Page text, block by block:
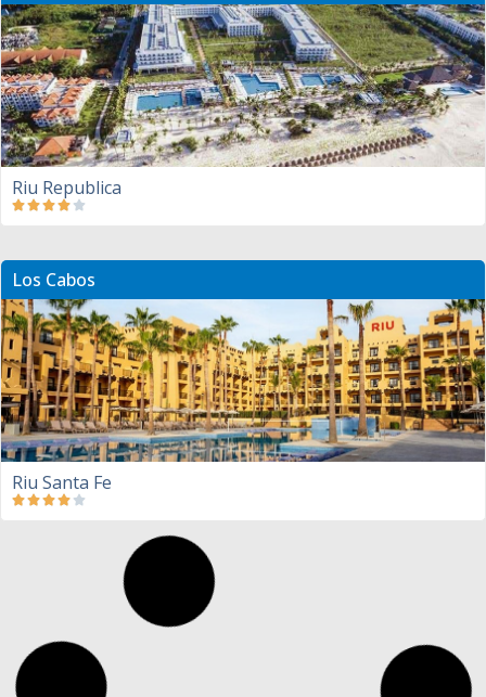
Riu Republica
Los Cabos
Riu Santa Fe